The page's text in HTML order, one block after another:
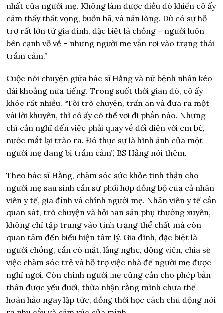
nhất của người mẹ. Không làm được điều đó khiến cô ấy
cảm thấy thất vọng, buồn bã, và nản lòng. Dù có sự hỗ
trợ rất lớn từ gia đình, đặc biệt là chồng – người luôn
bên cạnh vỗ về – nhưng người mẹ vẫn rơi vào trạng thái
trầm cảm.”
Cuộc nói chuyện giữa bác sĩ Hằng và nữ bệnh nhân kéo
dài khoảng nửa tiếng. Trong suốt thời gian đó, cô ấy
khóc rất nhiều. “Tôi trò chuyện, trấn an và đưa ra một
vài lời khuyên, thì cô ấy có thể vơi đi phần nào. Nhưng
chỉ cần nghĩ đến việc phải quay về đối diện với em bé,
nước mắt lại trào ra. Đó thực sự là hình ảnh của một
người mẹ đang bị trầm cảm”, BS Hằng nói thêm.
Theo bác sĩ Hằng, chăm sóc sức khỏe tinh thần cho
người mẹ sau sinh cần sự phối hợp đồng bộ của cả nhân
viên y tế, gia đình và chính người mẹ. Nhân viên y tế cần
quan sát, trò chuyện và hỏi han sản phụ thường xuyên,
không chỉ tập trung vào tình trạng thể chất mà còn
quan tâm đến biểu hiện tâm lý. Gia đình, đặc biệt là
người chồng, cần có mặt, lắng nghe, động viên, chia sẻ
việc chăm sóc trẻ và hỗ trợ việc nhà để người mẹ được
nghỉ ngơi. Còn chính người mẹ cũng cần cho phép bản
thân được yếu đuối, thừa nhận rằng mình chưa thể
hoàn hảo ngay lập tức, đồng thời học cách chủ động nói